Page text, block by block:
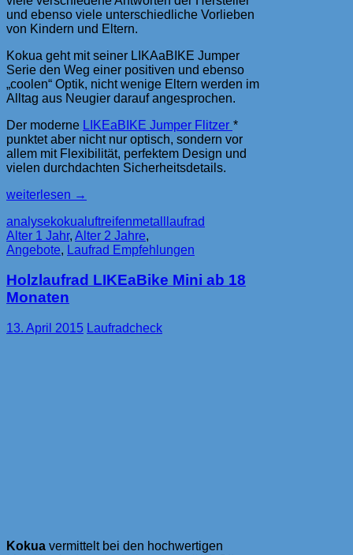
und ebenso viele unterschiedliche Vorlieben
von Kindern und Eltern.
Kokua geht mit seiner LIKAaBIKE Jumper
Serie den Weg einer positiven und ebenso
„coolen“ Optik, nicht wenige Eltern werden im
Alltag aus Neugier darauf angesprochen.
Der moderne LIKEaBIKE Jumper Flitzer *
punktet aber nicht nur optisch, sondern vor
allem mit Flexibilität, perfektem Design und
vielen durchdachten Sicherheitsdetails.
Kokua
JUMPER
Aluminium
weiterlesen →
analysekokua luftreifenmetalllaufrad
Alter 1 Jahr, Alter 2 Jahre,
Angebote, Laufrad Empfehlungen
Holzlaufrad LIKEaBike Mini ab 18
Monaten
13. April 2015 Laufradcheck
Kokua vermittelt bei den hochwertigen